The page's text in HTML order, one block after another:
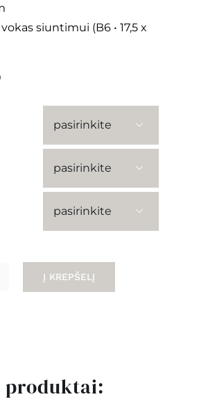
siuntimui (B6 • 17,5 x
Price



Į KREPŠELĮ
produktai: